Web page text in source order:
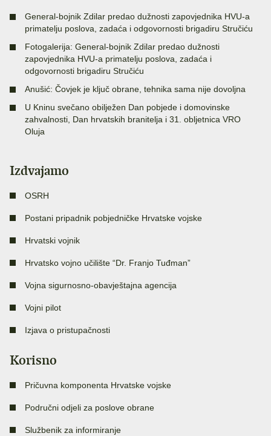
General-bojnik Zdilar predao dužnosti zapovjednika HVU-a
primatelju poslova, zadaća i odgovornosti brigadiru Stručiću
Fotogalerija: General-bojnik Zdilar predao dužnosti
zapovjednika HVU-a primatelju poslova, zadaća i
odgovornosti brigadiru Stručiću
Anušić: Čovjek je ključ obrane, tehnika sama nije dovoljna
U Kninu svečano obilježen Dan pobjede i domovinske
zahvalnosti, Dan hrvatskih branitelja i 31. obljetnica VRO
Oluja
Izdvajamo
OSRH
Postani pripadnik pobjedničke Hrvatske vojske
Hrvatski vojnik
Hrvatsko vojno učilište “Dr. Franjo Tuđman”
Vojna sigurnosno-obavještajna agencija
Vojni pilot
Izjava o pristupačnosti
Korisno
Pričuvna komponenta Hrvatske vojske
Područni odjeli za poslove obrane
Službenik za informiranje